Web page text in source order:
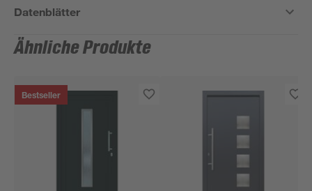
Datenblätter
Ähnliche Produkte
Bestseller